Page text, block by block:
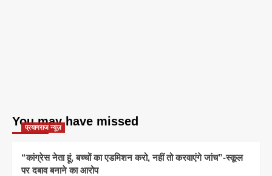
You may have missed
प्रयागराज न्यूज़
“कांग्रेस नेता हूं, बच्चों का एडमिशन करो, नहीं तो करवाएंगे जांच”-स्कूल
पर दबाव बनाने का आरोप